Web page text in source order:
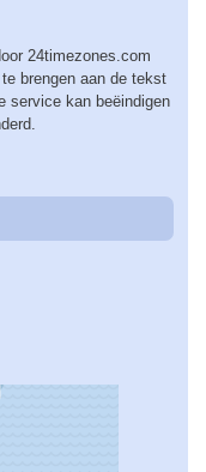
24timezones.com
brengen aan de tekst
service kan beëindigen